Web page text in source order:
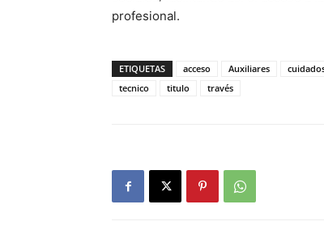
profesional.
ETIQUETAS acceso Auxiliares
tecnico
titulo través